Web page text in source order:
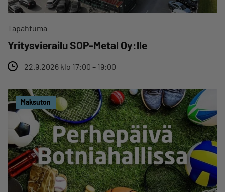
Tapahtuma
Yritysvierailu SOP-Metal Oy:lle
22.9.2026 klo 17:00 – 19:00
Maksuton